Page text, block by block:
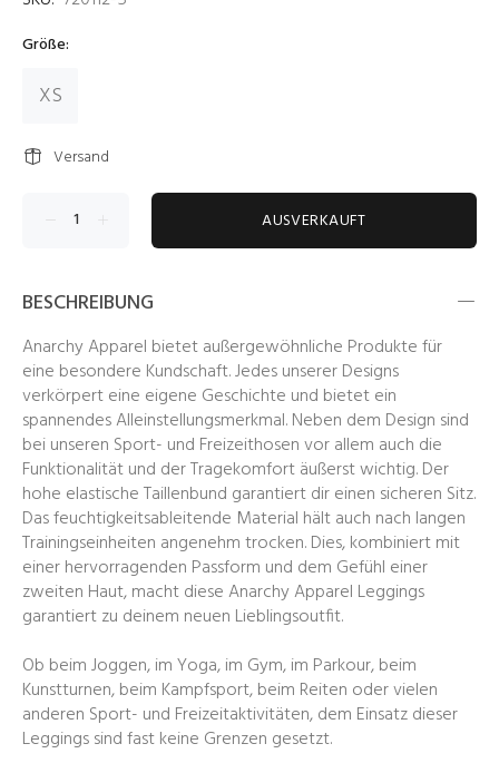
Größe:
XS
Versand
AUSVERKAUFT
BESCHREIBUNG
Anarchy Apparel bietet außergewöhnliche Produkte für
eine besondere Kundschaft. Jedes unserer Designs
verkörpert eine eigene Geschichte und bietet ein
spannendes Alleinstellungsmerkmal. Neben dem Design sind
bei unseren Sport- und Freizeithosen vor allem auch die
Funktionalität und der Tragekomfort äußerst wichtig. Der
hohe elastische Taillenbund garantiert dir einen sicheren Sitz.
Das feuchtigkeitsableitende Material hält auch nach langen
Trainingseinheiten angenehm trocken. Dies, kombiniert mit
einer hervorragenden Passform und dem Gefühl einer
zweiten Haut, macht diese Anarchy Apparel Leggings
garantiert zu deinem neuen Lieblingsoutfit.
Ob beim Joggen, im Yoga, im Gym, im Parkour, beim
Kunstturnen, beim Kampfsport, beim Reiten oder vielen
anderen Sport- und Freizeitaktivitäten, dem Einsatz dieser
Leggings sind fast keine Grenzen gesetzt.